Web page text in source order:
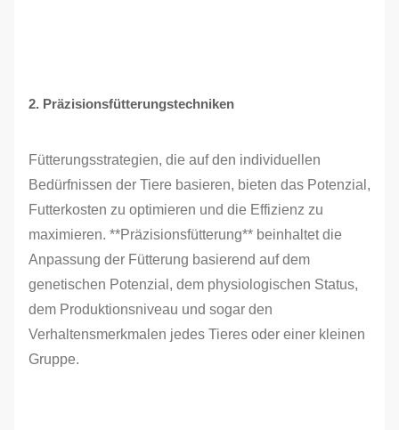
2. Präzisionsfütterungstechniken
Fütterungsstrategien, die auf den individuellen
Bedürfnissen der Tiere basieren, bieten das Potenzial,
Futterkosten zu optimieren und die Effizienz zu
maximieren. **Präzisionsfütterung** beinhaltet die
Anpassung der Fütterung basierend auf dem
genetischen Potenzial, dem physiologischen Status,
dem Produktionsniveau und sogar den
Verhaltensmerkmalen jedes Tieres oder einer kleinen
Gruppe.